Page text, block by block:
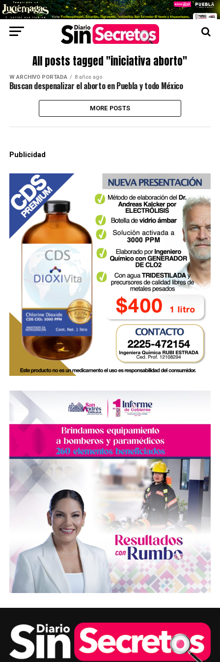
All posts tagged "iniciativa aborto"
W ARCHIVO PORTADA 8 años ago
Buscan despenalizar el aborto en Puebla y todo México
MORE POSTS
Publicidad